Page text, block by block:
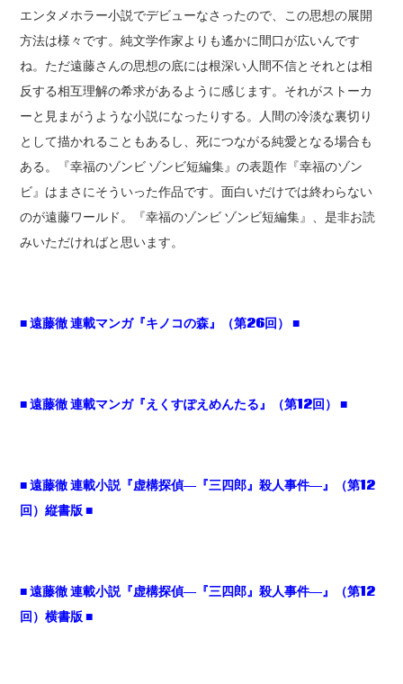
エンタメホラー小説でデビューなさったので、この思想の展開
方法は様々です。純文学作家よりも遙かに間口が広いんです
ね。ただ遠藤さんの思想の底には根深い人間不信とそれとは相
反する相互理解の希求があるように感じます。それがストーカ
ーと見まがうような小説になったりする。人間の冷淡な裏切り
として描かれることもあるし、死につながる純愛となる場合も
ある。『幸福のゾンビ ゾンビ短編集』の表題作『幸福のゾン
ビ』はまさにそういった作品です。面白いだけでは終わらない
のが遠藤ワールド。『幸福のゾンビ ゾンビ短編集』、是非お読
みいただければと思います。
■ 遠藤徹 連載マンガ『キノコの森』（第26回） ■
■ 遠藤徹 連載マンガ『えくすぽえめんたる』（第12回） ■
■遠藤徹 連載小説『虚構探偵― 『三四郎』殺人事件―』（第12
回）縦書版■
■遠藤徹 連載小説『虚構探偵― 『三四郎』殺人事件―』（第12
回）横書版■